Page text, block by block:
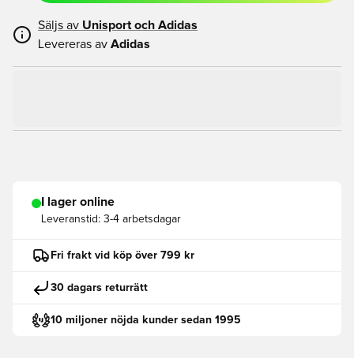
Säljs av Unisport och Adidas
Levereras av Adidas
I lager online
Leveranstid: 3-4 arbetsdagar
Fri frakt vid köp över 799 kr
30 dagars returrätt
10 miljoner nöjda kunder sedan 1995